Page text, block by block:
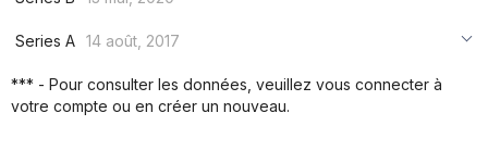
***
Series A 14 août, 2017
*** - Pour consulter les données, veuillez vous connecter à
votre compte ou en créer un nouveau.